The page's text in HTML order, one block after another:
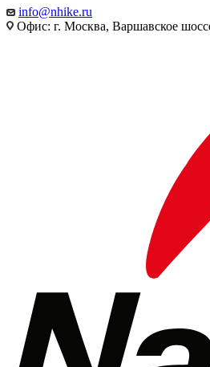
info@nhike.ru
Офис: г. Москва, Варшавское